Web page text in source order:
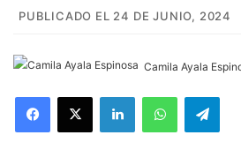
PUBLICADO EL 24 DE JUNIO, 2024
Camila Ayala